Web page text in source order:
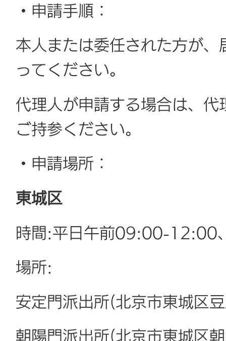
・申請手順：
本人または委任された方が
ってください。
代理人が申請する場合は、
ご持参ください。
・申請場所：
東城区
時間:平日午前09:00-
場所:
安定門派出所(北京市東城区